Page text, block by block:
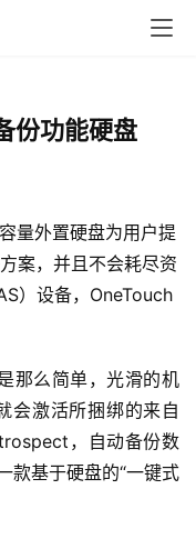
份功能硬盘
量外置硬盘为用户提
案，并且不会耗尽资
）设备，OneTouch
那么简单，光滑的机
会激活所捆绑的来自
，自动备份数
款基于硬盘的“一键式